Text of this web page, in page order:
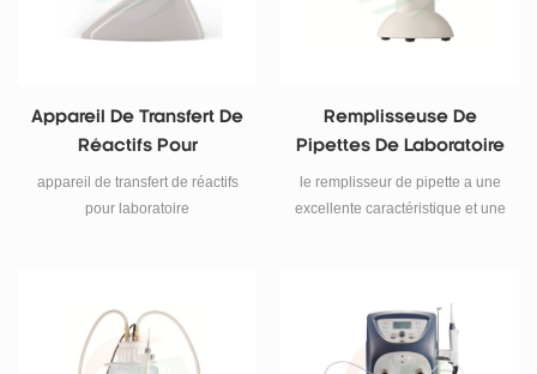
Appareil De Transfert De
Réactifs Pour
Laboratoire
appareil de transfert de réactifs
pour laboratoire
Remplisseuse De
Pipettes De Laboratoire
le remplisseur de pipette a une
excellente caractéristique et une
couramment utilisées